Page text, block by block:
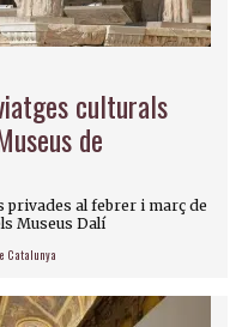
culturals
de
privades al febrer i març de
Museus Dalí
Catalunya